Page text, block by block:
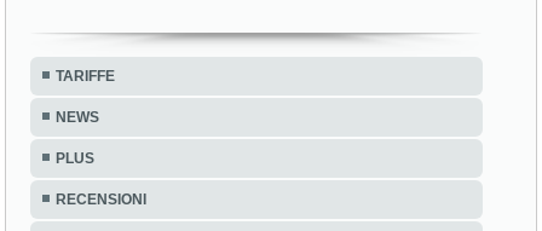
TARIFFE
NEWS
PLUS
RECENSIONI